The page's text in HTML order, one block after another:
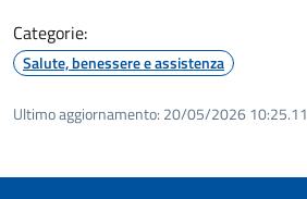
Categorie:
Salute, benessere e assistenza
Ultimo aggiornamento: 20/05/2026 10:25.11